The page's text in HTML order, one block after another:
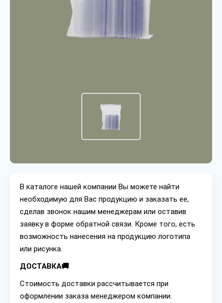
В каталоге нашей компании Вы можете найти
необходимую для Вас продукцию и заказать ее,
сделав звонок нашим менеджерам или оставив
заявку в форме обратной связи. Кроме того, есть
возможность нанесения на продукцию логотипа
или рисунка.
ДОСТАВКА🚚
Стоимость доставки рассчитывается при
оформлении заказа менеджером компании.